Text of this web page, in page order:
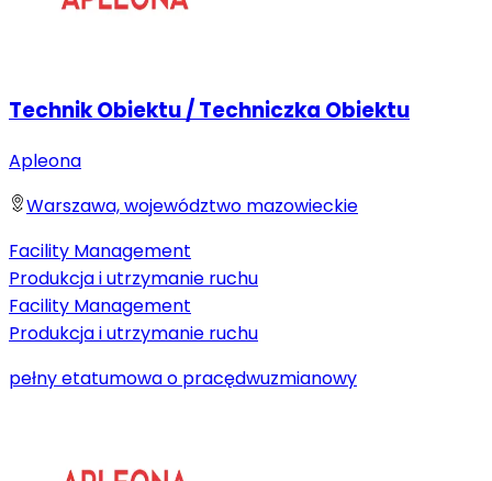
Technik Obiektu / Techniczka Obiektu
Apleona
Warszawa, województwo mazowieckie
Facility Management
Produkcja i utrzymanie ruchu
Facility Management
Produkcja i utrzymanie ruchu
pełny etatumowa o pracędwuzmianowy